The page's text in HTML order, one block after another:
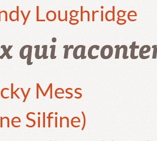
Loughridge
qui
Mess
Silfine)